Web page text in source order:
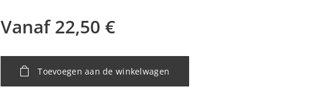
Vanaf22,50 €
Toevoegen aan de winkelwagen